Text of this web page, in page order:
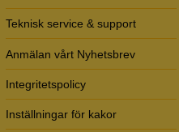
Teknisk service & support
Anmälan vårt Nyhetsbrev
Integritetspolicy
Inställningar för kakor